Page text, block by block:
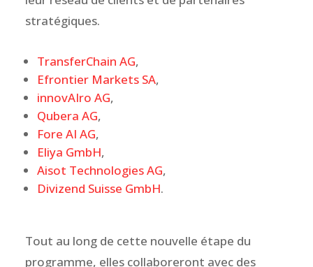
stratégiques.
TransferChain AG,
Efrontier Markets SA,
innovAIro AG,
Qubera AG,
Fore AI AG,
Eliya GmbH,
Aisot Technologies AG,
Divizend Suisse GmbH.
Tout au long de cette nouvelle étape du
programme, elles collaboreront avec des